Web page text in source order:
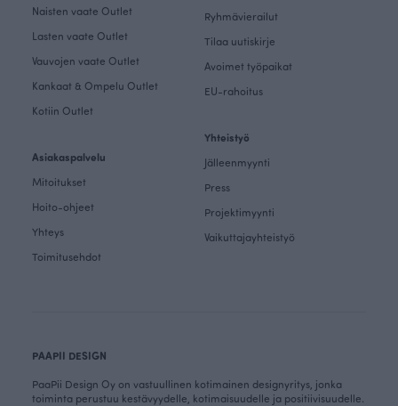
Naisten vaate Outlet
Lasten vaate Outlet
Vauvojen vaate Outlet
Kankaat & Ompelu Outlet
Kotiin Outlet
Asiakaspalvelu
Mitoitukset
Hoito-ohjeet
Yhteys
Toimitusehdot
Ryhmävierailut
Tilaa uutiskirje
Avoimet työpaikat
EU-rahoitus
Yhteistyö
Jälleenmyynti
Press
Projektimyynti
Vaikuttajayhteistyö
PAAPII DESIGN
PaaPii Design Oy on vastuullinen kotimainen designyritys, jonka
toiminta perustuu kestävyydelle, kotimaisuudelle ja positiivisuudelle.